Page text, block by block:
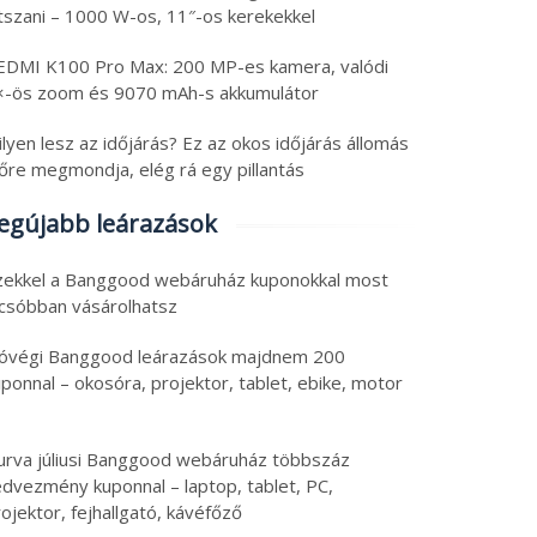
olcsóság tippek:
Hz-es GPS SIM
40 W-os
Tech újdonságok:
telefon forgatható
– 1000 W-os, 11″-os kerekekkel
K100 Pro Max: 200 MP-es kamera, valódi
ös zoom és 9070 mAh-s akkumulátor
lesz az időjárás? Ez az okos időjárás állomás
megmondja, elég rá egy pillantás
leárazások
a Banggood webáruház kuponokkal most
vásárolhatsz
Banggood leárazások majdnem 200
– okosóra, projektor, tablet, ebike, motor
júliusi Banggood webáruház többszáz
kuponnal – laptop, tablet, PC,
fejhallgató, kávéfőző